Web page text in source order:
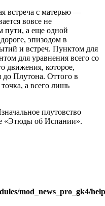
встреча с матерью —
вовсе не
пути, а еще одной
эпизодом в
и встреч. Пунктом для
для уравнения всего со
движения, которое,
до Плутона. Оттого в
а всего лишь
плутовство
«Этюды об Испании».
mod_news_pro_gk4/